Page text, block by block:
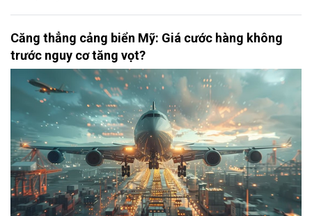
Căng thẳng cảng biển Mỹ: Giá cước hàng không
trước nguy cơ tăng vọt?